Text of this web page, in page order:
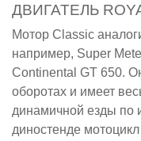
ДВИГАТЕЛЬ
Мотор Classic
например, Super
Continental GT 650.
оборотах и имеет
динамичной езды по
диностенде